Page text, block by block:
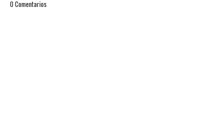
0 Comentarios